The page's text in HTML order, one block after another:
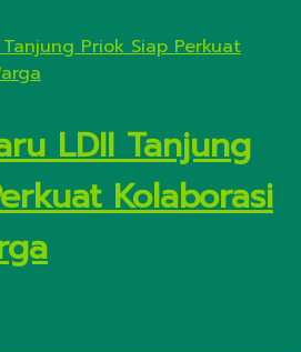
LDII Tanjung
Kolaborasi